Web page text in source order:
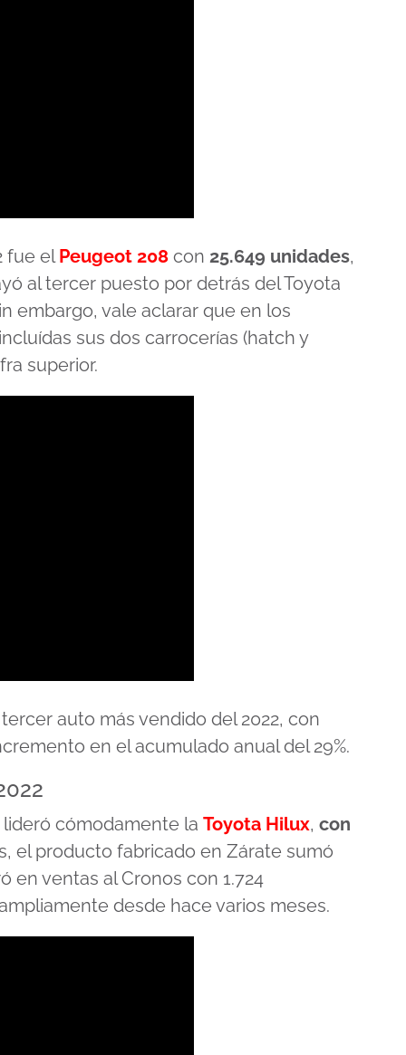
fue elPeugeot 208 con 25.649 unidades,
al tercer puesto por detrás del Toyota
embargo, vale aclarar que en los
sus dos carrocerías (hatch y
superior.
auto más vendido del 2022, con
en el acumulado anual del 29%.
cómodamente la Toyota Hilux, con
el producto fabricado en Zárate sumó
ventas al Cronos con 1.724
desde hace varios meses.